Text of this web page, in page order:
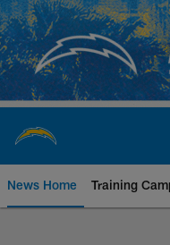
Skip
to
main
content
News Home Training